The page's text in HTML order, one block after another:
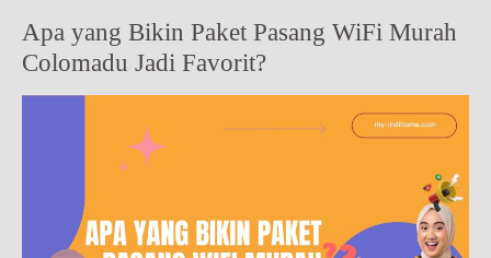
Apa yang Bikin Paket Pasang WiFi Murah
Colomadu Jadi Favorit?